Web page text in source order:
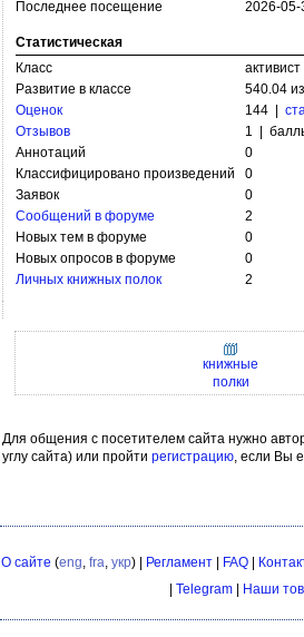
Последнее посещение
2026-05-
Статистическая
Класс
активист
Развитие в классе
540.04
Оценок
144 |
Отзывов
1 |
Аннотаций
0
Классифицировано произведений
0
Заявок
0
Сообщений в форуме
2
Новых тем в форуме
0
Новых опросов в форуме
0
Личных книжных полок
2
книжные
полки
Для общения с посетителем сайта нужно
углу сайта) или пройти регистрацию, если Вы
О сайте (eng, fra, укр) | Регламент| FAQ|
Telegram Наши